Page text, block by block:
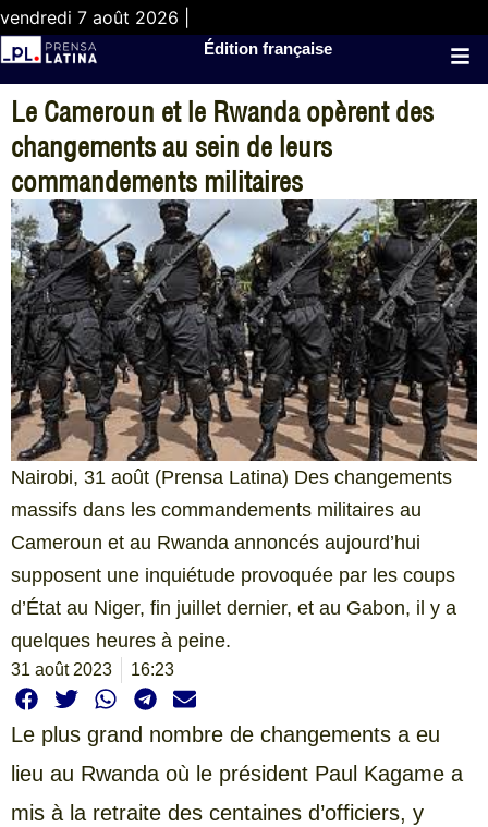
vendredi 7 août 2026 |
Édition française
Le Cameroun et le Rwanda opèrent des
changements au sein de leurs
commandements militaires
Nairobi, 31 août (Prensa Latina) Des changements
massifs dans les commandements militaires au
Cameroun et au Rwanda annoncés aujourd’hui
supposent une inquiétude provoquée par les coups
d’État au Niger, fin juillet dernier, et au Gabon, il y a
quelques heures à peine.
31 août 2023 16:23
Le plus grand nombre de changements a eu
lieu au Rwanda où le président Paul Kagame a
mis à la retraite des centaines d’officiers, y